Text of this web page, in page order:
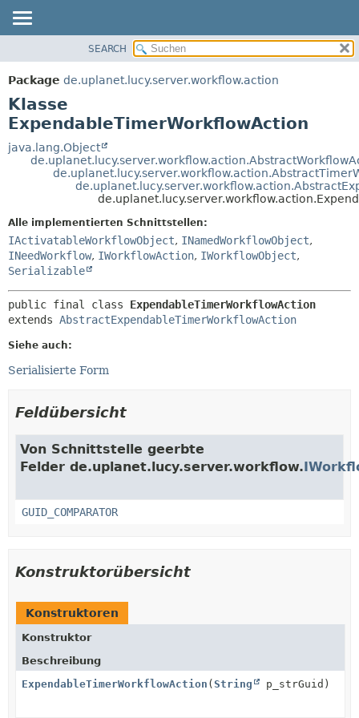
PACKAGE
KLASSE
VERWENDUNG
BAUM
VERALTET
ÜBERSICHT:
VERSCHACHTELT
KONSTRUKTOR
DETAILS:
FELD
SEARCH
Package de.uplanet.lucy.server.workflow.action
Klasse
ExpendableTimerWorkflowAction
java.lang.Object
Alle implementierten Schnittstellen:
IActivatableWorkflowObject, INamedWorkflowObject,
INeedWorkflow, IWorkflowAction, IWorkflowObject,
Serializable
public final class ExpendableTimerWorkflowAction
extends AbstractExpendableTimerWorkflowAction
Siehe auch:
Serialisierte Form
Feldübersicht
Von Schnittstelle geerbte
Felder de.uplanet.lucy.server.workflow.
GUID_COMPARATOR
Konstruktorübersicht
Konstruktoren
Konstruktor
Beschreibung
ExpendableTimerWorkflowAction (String p_strGuid)